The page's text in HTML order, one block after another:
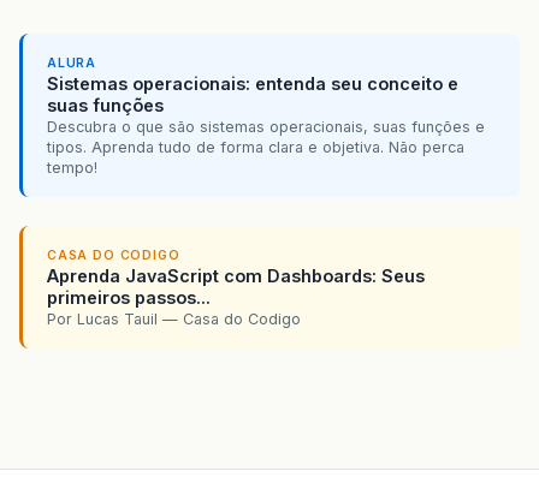
ALURA
Sistemas operacionais: entenda seu conceito e
suas funções
Descubra o que são sistemas operacionais, suas funções e
tipos. Aprenda tudo de forma clara e objetiva. Não perca
tempo!
CASA DO CODIGO
Aprenda JavaScript com Dashboards: Seus
primeiros passos...
Por Lucas Tauil — Casa do Codigo